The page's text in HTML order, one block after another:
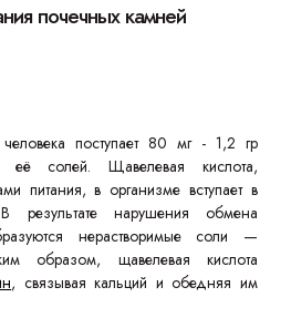
почечных камней
поступает 80 мг - 1,2 гр
её солей. Щавелевая кислота,
питания, в организме вступает в
результате нарушения обмена
нерастворимые соли —
образом, щавелевая кислота
, связывая кальций и обедняя им